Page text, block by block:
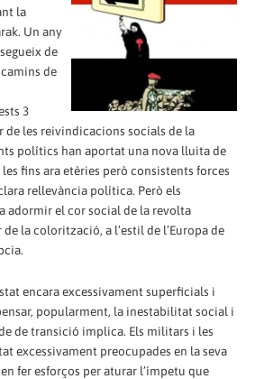
la
Un any
de
de
3
de les reivindicacions socials de la
polítics han aportat una nova lluita de
fins ara etèries però consistents forces
rellevància política. Però els
adormir el cor social de la revolta
la colorització, a l’estil de l’Europa de
encara excessivament superficials i
popularment, la inestabilitat social i
de transició implica. Els militars i les
excessivament preocupades en la seva
fer esforços per aturar l’ímpetu que